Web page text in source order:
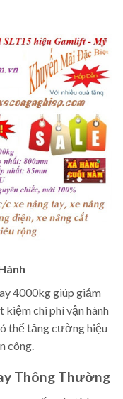
4000kg giúp giảm
kiệm chi phí vận hành
thể tăng cường hiệu
công.
Thông Thường